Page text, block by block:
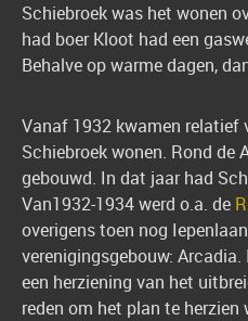
Schiebroek was het wonen
had boer Kloot had een
Behalve op warme dagen,
Vanaf 1932 kwamen relatief
Schiebroek wonen. Rond de
gebouwd. In dat jaar had
Van1932-1934 werd o.a. de
overigens toen nog
verenigingsgebouw:
een herziening van het
reden om het plan te